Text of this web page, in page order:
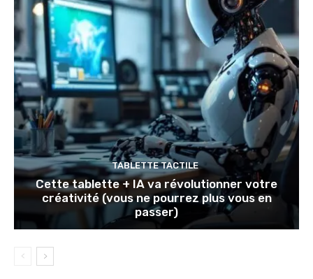
TABLETTE TACTILE
Cette tablette + IA va révolutionner votre
créativité (vous ne pourrez plus vous en
passer)